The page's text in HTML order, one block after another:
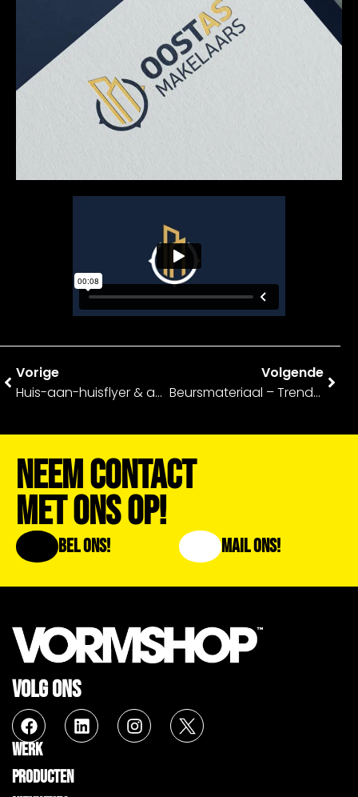
Vorige
Huis-aan-huisflyer & advertentie – Apotheek Veluwelaan
Volgende
Beursmateriaal – Trendzz For You
Neem Contact
Met Ons Op!
Bel Ons! Mail Ons!
VOLG ONS
WERK
PRODUCTEN